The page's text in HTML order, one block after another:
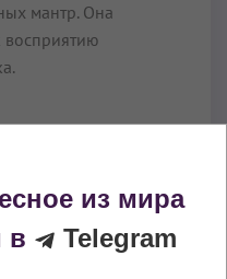
мантр. Она
восприятию
Мудра как
для
из мира
в
Telegram